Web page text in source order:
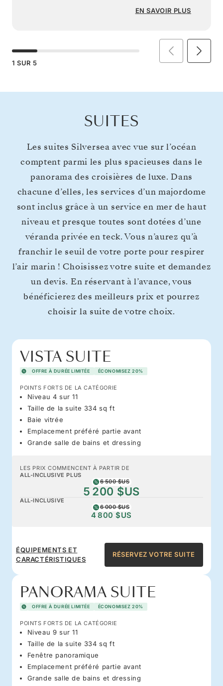
EN SAVOIR PLUS
1 SUR 5
SUITES
Les suites Silversea avec vue sur l’océan
comptent parmi les plus spacieuses dans le
panorama des croisières de luxe. Dans
chacune d’elles, les services d’un majordome
sont inclus grâce à un service en mer de haut
niveau et presque toutes sont dotées d’une
véranda privée en teck. Vous n’aurez qu’à
franchir le seuil de votre porte pour respirer
l’air marin ! Choisissez votre suite et demandez
un devis. En réservant à l’avance, vous
bénéficierez des meilleurs prix et pourrez
choisir la suite de votre choix.
VISTA SUITE
OFFRE À DURÉE LIMITÉE ÉCONOMISEZ 20%
POINTS FORTS DE LA CATÉGORIE
Niveau 4 sur 11
Taille de la suite 334 sq ft
Baie vitrée
Emplacement préféré partie avant
Grande salle de bains et dressing
LES PRIX COMMENCENT À PARTIR DE
ALL-INCLUSIVE PLUS
6 500 $US
5 200 $US
ALL-INCLUSIVE
6 000 $US
4 800 $US
ÉQUIPEMENTS ET
CARACTÉRISTIQUES
RÉSERVEZ VOTRE SUITE
PANORAMA SUITE
OFFRE À DURÉE LIMITÉE ÉCONOMISEZ 20%
POINTS FORTS DE LA CATÉGORIE
Niveau 9 sur 11
Taille de la suite 334 sq ft
Fenêtre panoramique
Emplacement préféré partie avant
Grande salle de bains et dressing